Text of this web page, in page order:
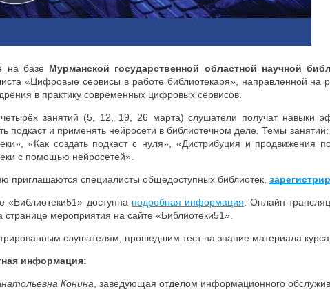
на базе Мурманской государственной областной научной
«Цифровые сервисы в работе библиотекаря», направленной
в практику современных цифровых сервисов.
занятий (5, 12, 19, 26 марта) слушатели получат навыки
подкаст и применять нейросети в библиотечном деле. Темы
«Как создать подкаст с нуля», «Дистрибуция и продвижения
с помощью нейросетей».
приглашаются специалисты общедоступных библиотек,
«Библиотеки51» доступна подробная информация . Онлайн-
странице мероприятия на сайте «Библиотеки51».
слушателям, прошедшим тест на знание материала
информация:
Конина , заведующая отделом информационного